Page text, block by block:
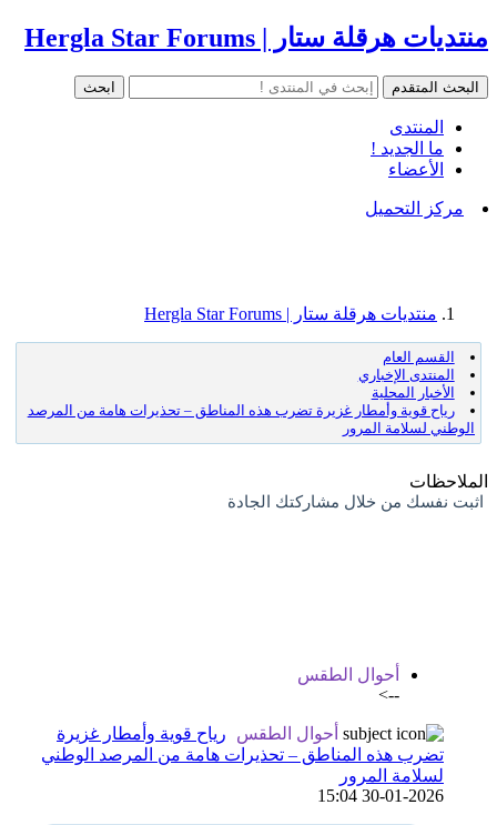
منتديات هرقلة ستار | Hergla Star Forums
المنتدى
ما الجديد !
الأعضاء
مركز التحميل
منتديات هرقلة ستار | Hergla Star Forums
القسم العام
المنتدى الإخباري
الأخبار المحلية
رياح قوية وأمطار غزيرة تضرب هذه المناطق – تحذيرات هامة من المرصد
الوطني لسلامة المرور
الملاحظات
اثبت نفسك من خلال مشاركتك الجادة
أحوال الطقس
-->
أحوال الطقس
رياح قوية وأمطار غزيرة
تضرب هذه المناطق – تحذيرات هامة من المرصد الوطني
لسلامة المرور
30-01-2026 15:04